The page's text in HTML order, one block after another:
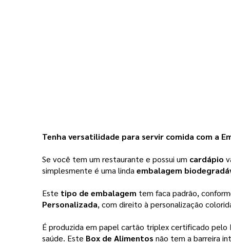
Tenha versatilidade para servir comida com a
Se você tem um restaurante e possui um cardápio
simplesmente é uma linda embalagem
Este tipo de embalagem tem faca padrão,
Personalizada, com direito à personalização
É produzida em papel cartão triplex certificado
saúde. Este Box de Alimentos não tem a barreira